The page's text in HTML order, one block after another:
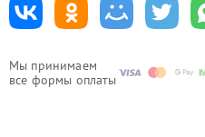
Мы принимаем
все формы оплаты